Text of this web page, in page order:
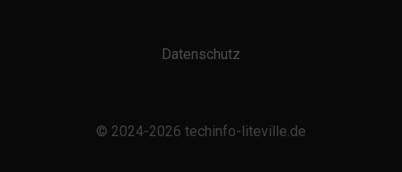
Datenschutz
© 2024-2026 techinfo-liteville.de